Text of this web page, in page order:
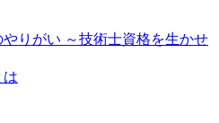
りがい ～技術士資格を生かせ
は